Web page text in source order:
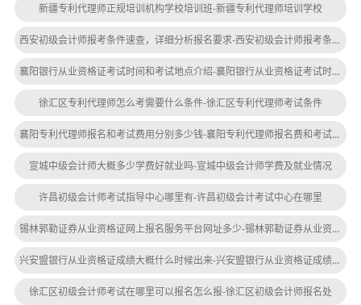
新疆专利代理师正规培训机构学校培训班-新疆专利代理师培训学校
西安初级会计师报考条件速查，详细分析报名要求-西安初级会计师报考条件速查
襄阳银行从业资格证考试时间和考试地点介绍-襄阳银行从业资格证考试时间地点介绍
徐汇区专利代理师怎么考需要什么条件-徐汇区专利代理师考试条件
襄阳专利代理师报名和考试费用分别多少钱-襄阳专利代理师报名费和考试费多少钱
宣城中级会计师大概多少学费好就业吗-宣城中级会计师学费及就业情况
许昌初级会计师考试指导中心哪里有-许昌初级会计考试中心在哪里
锡林郭勒证券从业资格证网上报名服务平台网址多少-锡林郭勒证券从业资格证报名网址
兴安盟银行从业资格证成绩大概什么时候出来-兴安盟银行从业资格证成绩何时出
徐汇区初级会计师考试在哪里可以报名怎么报-徐汇区初级会计师报名处